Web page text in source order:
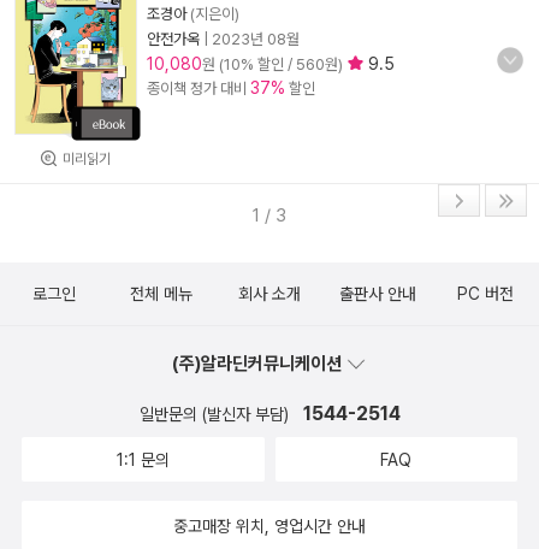
미리읽기
조경아(지은이)
안전가옥
2023년 08월
10,080원 (10% 할인 / 560원) 9.5
종이책 정가 대비 37% 할인
1 / 3
로그인 전체 메뉴 회사 소개 출판사 안내 PC 버전
(주)알라딘커뮤니케이션
일반문의 (발신자 부담) 1544-2514
1:1 문의 FAQ
중고매장 위치, 영업시간 안내